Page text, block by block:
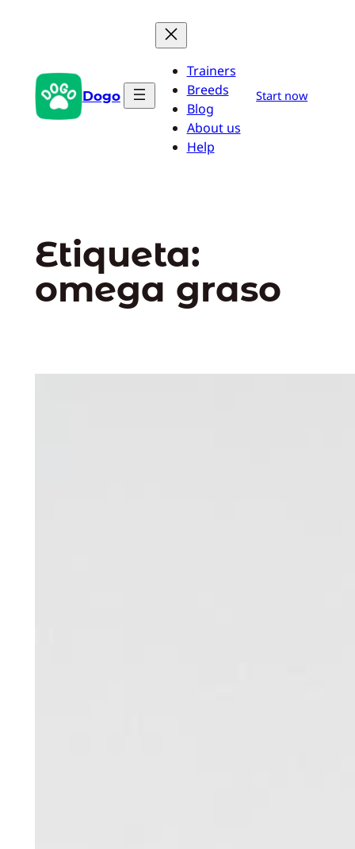
Dogo
Trainers
Breeds
Blog
About us
Help
Start now
Etiqueta:
omega graso